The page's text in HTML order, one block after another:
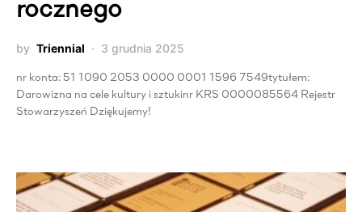
rocznego
by Triennial 3 grudnia 2025
nr konta: 51 1090 2053 0000 0001 1596 7549tytułem:
Darowizna na cele kultury i sztukinr KRS 0000085564 Rejestr
Stowarzyszeń Dziękujemy!